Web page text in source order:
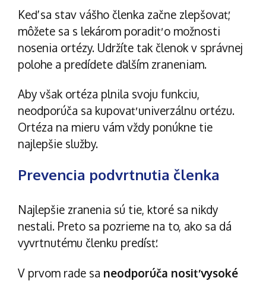
Keď sa stav vášho členka začne zlepšovať,
môžete sa s lekárom poradiť o možnosti
nosenia ortézy. Udržíte tak členok v správnej
polohe a predídete ďalším zraneniam.
Aby však ortéza plnila svoju funkciu,
neodporúča sa kupovať univerzálnu ortézu.
Ortéza na mieru vám vždy ponúkne tie
najlepšie služby.
Prevencia podvrtnutia členka
Najlepšie zranenia sú tie, ktoré sa nikdy
nestali. Preto sa pozrieme na to, ako sa dá
vyvrtnutému členku predísť.
V prvom rade sa neodporúča nosiť vysoké